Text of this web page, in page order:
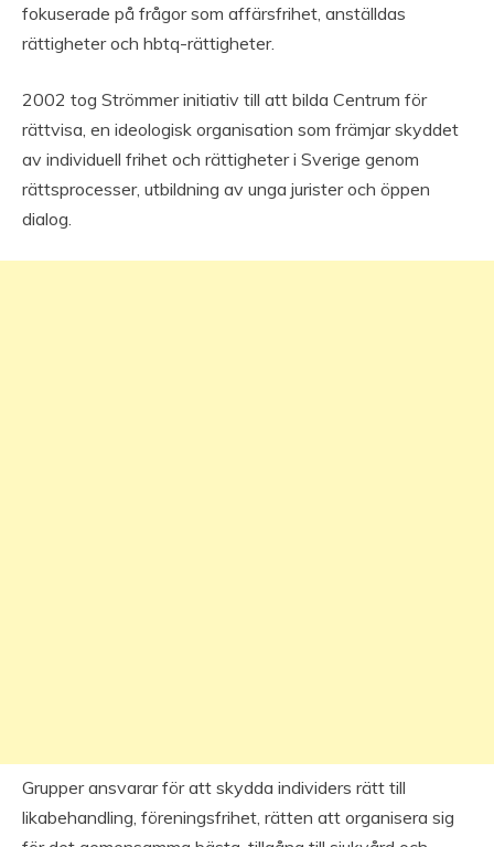
fokuserade på frågor som affärsfrihet, anställdas
rättigheter och hbtq-rättigheter.
2002 tog Strömmer initiativ till att bilda Centrum för
rättvisa, en ideologisk organisation som främjar skyddet
av individuell frihet och rättigheter i Sverige genom
rättsprocesser, utbildning av unga jurister och öppen
dialog.
Grupper ansvarar för att skydda individers rätt till
likabehandling, föreningsfrihet, rätten att organisera sig